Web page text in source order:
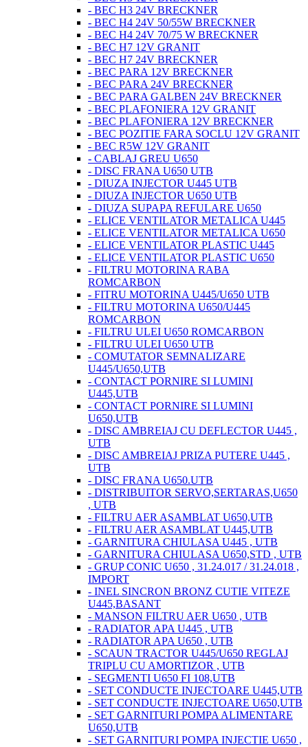
- BEC H3 24V BRECKNER
- BEC H4 24V 50/55W BRECKNER
- BEC H4 24V 70/75 W BRECKNER
- BEC H7 12V GRANIT
- BEC H7 24V BRECKNER
- BEC PARA 12V BRECKNER
- BEC PARA 24V BRECKNER
- BEC PARA GALBEN 24V BRECKNER
- BEC PLAFONIERA 12V GRANIT
- BEC PLAFONIERA 12V BRECKNER
- BEC POZITIE FARA SOCLU 12V GRANIT
- BEC R5W 12V GRANIT
- CABLAJ GREU U650
- DISC FRANA U650 UTB
- DIUZA INJECTOR U445 UTB
- DIUZA INJECTOR U650 UTB
- DIUZA SUPAPA REFULARE U650
- ELICE VENTILATOR METALICA U445
- ELICE VENTILATOR METALICA U650
- ELICE VENTILATOR PLASTIC U445
- ELICE VENTILATOR PLASTIC U650
- FILTRU MOTORINA RABA
ROMCARBON
- FITRU MOTORINA U445/U650 UTB
- FILTRU MOTORINA U650/U445
ROMCARBON
- FILTRU ULEI U650 ROMCARBON
- FILTRU ULEI U650 UTB
- COMUTATOR SEMNALIZARE
U445/U650,UTB
- CONTACT PORNIRE SI LUMINI
U445,UTB
- CONTACT PORNIRE SI LUMINI
U650,UTB
- DISC AMBREIAJ CU DEFLECTOR U445 ,
UTB
- DISC AMBREIAJ PRIZA PUTERE U445 ,
UTB
- DISC FRANA U650.UTB
- DISTRIBUITOR SERVO,SERTARAS,U650
, UTB
- FILTRU AER ASAMBLAT U650,UTB
- FILTRU AER ASAMBLAT U445,UTB
- GARNITURA CHIULASA U445 , UTB
- GARNITURA CHIULASA U650,STD , UTB
- GRUP CONIC U650 , 31.24.017 / 31.24.018 ,
IMPORT
- INEL SINCRON BRONZ CUTIE VITEZE
U445,BASANT
- MANSON FILTRU AER U650 , UTB
- RADIATOR APA U445 , UTB
- RADIATOR APA U650 , UTB
- SCAUN TRACTOR U445/U650 REGLAJ
TRIPLU CU AMORTIZOR , UTB
- SEGMENTI U650 FI 108,UTB
- SET CONDUCTE INJECTOARE U445,UTB
- SET CONDUCTE INJECTOARE U650,UTB
- SET GARNITURI POMPA ALIMENTARE
U650,UTB
- SET GARNITURI POMPA INJECTIE U650 ,